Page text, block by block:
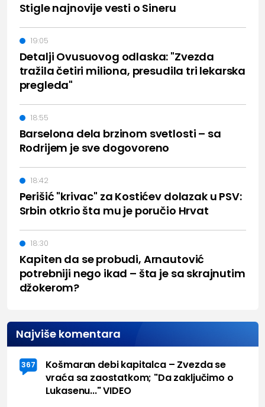
Stigle najnovije vesti o Sineru
Detalji Ovusuovog odlaska: "Zvezda
tražila četiri miliona, presudila tri lekarska
pregleda"
19:05
Barselona dela brzinom svetlosti – sa
Rodrijem je sve dogovoreno
18:55
Perišić "krivac" za Kostićev dolazak u PSV:
Srbin otkrio šta mu je poručio Hrvat
18:42
Kapiten da se probudi, Arnautović
potrebniji nego ikad – šta je sa skrajnutim
džokerom?
18:30
Najviše komentara
367
Košmaran debi kapitalca – Zvezda se
vraća sa zaostatkom; "Da zaključimo o
Lukasenu..." VIDEO